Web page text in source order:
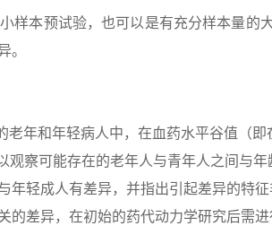
样本预试验，也可以是有充分样本量的
。
年和年轻病人中，在血药水平谷值（
察可能存在的老年人与青年人之间与年
轻成人有差异，并指出引起差异的特征
的差异，在初始的药代动力学研究后需